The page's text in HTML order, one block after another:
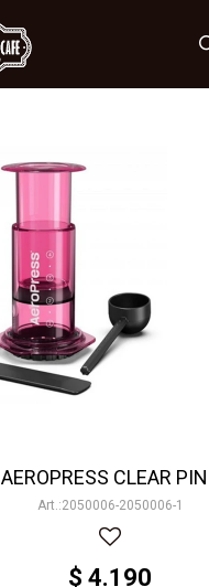
AEROPRESS CLEAR
2050006-2050006-1
$ 4.190